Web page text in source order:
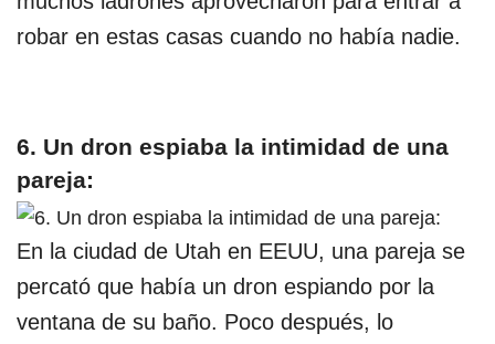
robar en estas casas cuando no había nadie.
6. Un dron espiaba la intimidad de una
pareja:
En la ciudad de Utah en EEUU, una pareja se
percató que había un dron espiando por la
ventana de su baño. Poco después, lo